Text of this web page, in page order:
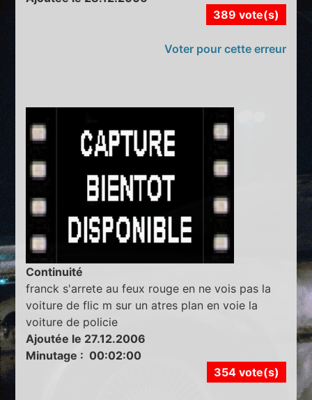
389 vote(s)
Voter pour cette erreur
Continuité
franck s'arrete au feux rouge en ne vois pas la
voiture de flic m sur un atres plan en voie la
voiture de policie
Ajoutée le 27.12.2006
Minutage : 00:02:00
354 vote(s)